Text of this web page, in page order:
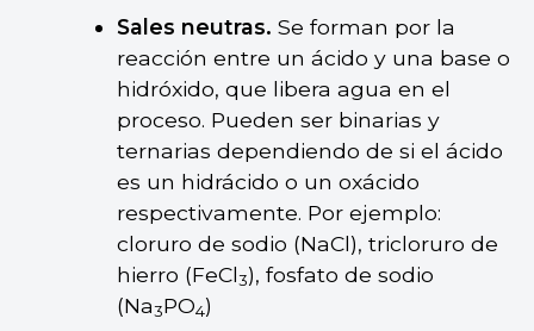
Sales neutras.Se forman por la
reacción entre un ácido y una base o
hidróxido, que libera agua en el
proceso. Pueden ser binarias y
ternarias dependiendo de si el ácido
es un hidrácido o un oxácido
respectivamente. Por ejemplo:
cloruro de sodio (NaCl), tricloruro de
hierro (FeCl3), fosfato de sodio
(Na3PO4)